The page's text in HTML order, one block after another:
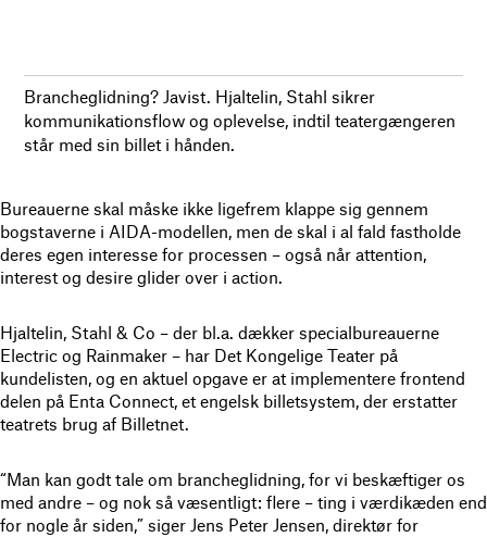
Brancheglidning? Javist. Hjaltelin, Stahl sikrer
kommunikationsflow og oplevelse, indtil teatergængeren
står med sin billet i hånden.
Bureauerne skal måske ikke ligefrem klappe sig gennem
bogstaverne i AIDA-modellen, men de skal i al fald fastholde
deres egen interesse for processen – også når attention,
interest og desire glider over i action.
Hjaltelin, Stahl & Co – der bl.a. dækker specialbureauerne
Electric og Rainmaker – har Det Kongelige Teater på
kundelisten, og en aktuel opgave er at implementere frontend
delen på Enta Connect, et engelsk billetsystem, der erstatter
teatrets brug af Billetnet.
“Man kan godt tale om brancheglidning, for vi beskæftiger os
med andre – og nok så væsentligt: flere – ting i værdikæden end
for nogle år siden,” siger Jens Peter Jensen, direktør for